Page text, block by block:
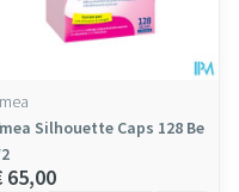
Silhouette Caps 128 Be
65,00